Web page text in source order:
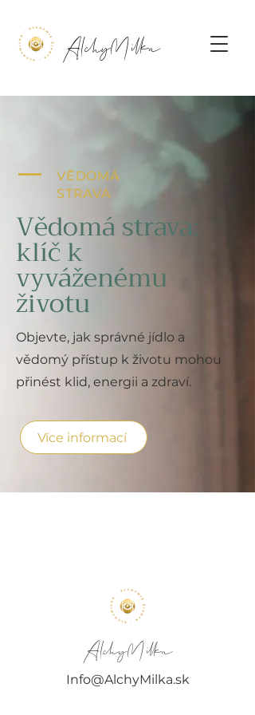
AlchyMilka
VĚDOMÁ
STRAVA
Vědomá strava:
klíč k
vyváženému
životu
Objevte, jak správné jídlo a
vědomý přístup k životu mohou
přinést klid, energii a zdraví.
Více informací
AlchyMilka
Info@AlchyMilka.sk